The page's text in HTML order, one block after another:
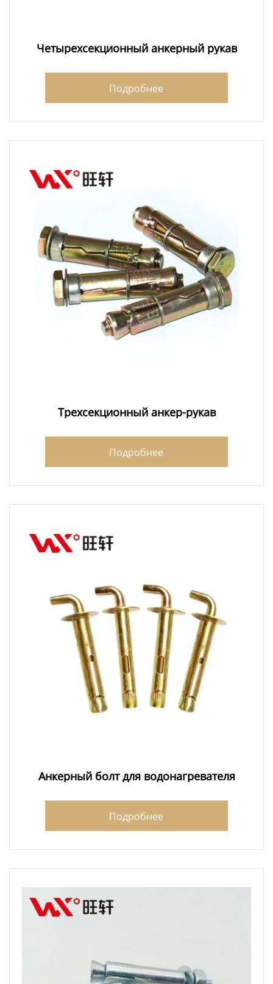
Четырехсекционный анкерный рукав
Подробнее
Трехсекционный анкер-рукав
Подробнее
Анкерный болт для водонагревателя
Подробнее